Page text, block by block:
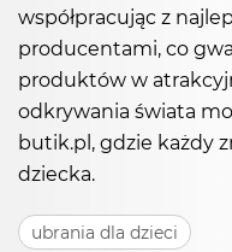
współpracując z
producentami, co
produktów w
odkrywania świata
butik.pl, gdzie każdy
dziecka.
ubrania dla dzieci